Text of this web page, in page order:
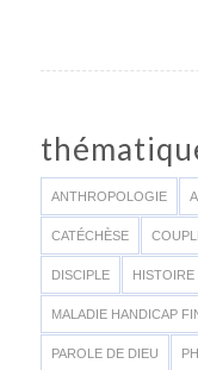
ANTHROPOLOGIE
CATÉCHÈSE
DISCIPLE HISTOIRE
MALADIE HANDICAP
PAROLE DE DIEU